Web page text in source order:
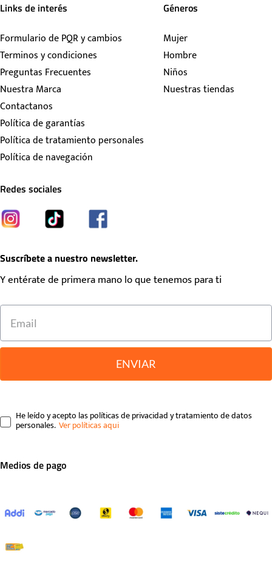
Links de interés
Formulario de PQR y cambios
Terminos y condiciones
Preguntas Frecuentes
Nuestra Marca
Contactanos
Política de garantías
Política de tratamiento personales
Política de navegación
Géneros
Mujer
Hombre
Niños
Nuestras tiendas
Redes sociales
Suscríbete a nuestro newsletter.
Y entérate de primera mano lo que tenemos para ti
ENVIAR
He leído y acepto las políticas de privacidad y tratamiento de datos
personales.
Medios de pago